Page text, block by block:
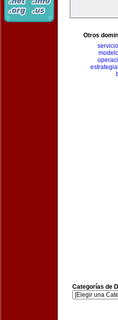
Otros
Categorías de